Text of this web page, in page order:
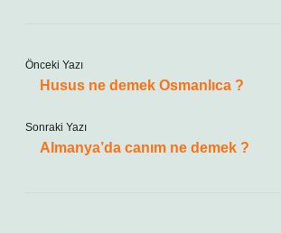
Önceki Yazı
Husus ne demek Osmanlıca ?
Sonraki Yazı
Almanya’da canım ne demek ?